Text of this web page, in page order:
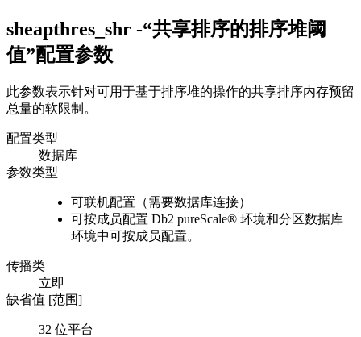
sheapthres_shr -“共享排序的排序堆阈
值”配置参数
此参数表示针对可用于基于排序堆的操作的共享排序内存预留
总量的软限制。
配置类型
数据库
参数类型
可联机配置（需要数据库连接）
可按成员配置 Db2 pureScale® 环境和分区数据库
环境中可按成员配置。
传播类
立即
缺省值 [范围]
32 位平台